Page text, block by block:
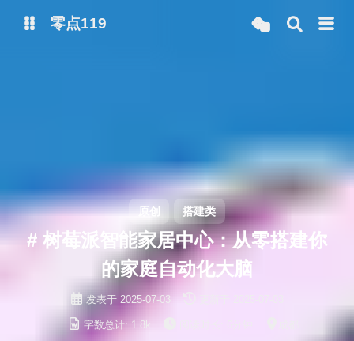
零点119
原创 搭建类
# 树莓派智能家居中心：从零搭建你
的家庭自动化大脑
发表于 2025-07-03
字数总计: 1.8k